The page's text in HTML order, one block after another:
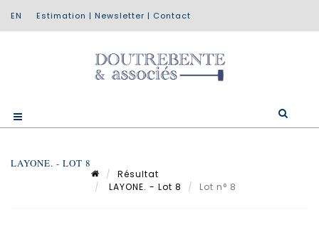
Estimation | Newsletter | Contact
LAYONE. - LOT 8
Résultat
LAYONE. - Lot 8
Lot n° 8